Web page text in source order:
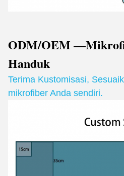
ODM/OEM
Handuk
Terima Kustomisasi,
mikrofiber Anda sendiri.